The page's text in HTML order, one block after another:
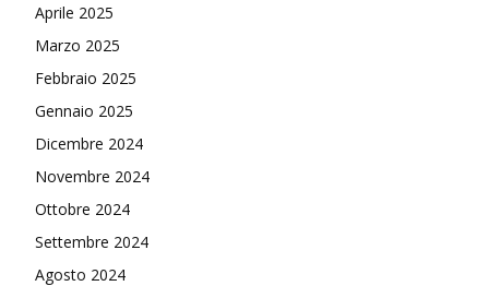
Aprile 2025
Marzo 2025
Febbraio 2025
Gennaio 2025
Dicembre 2024
Novembre 2024
Ottobre 2024
Settembre 2024
Agosto 2024